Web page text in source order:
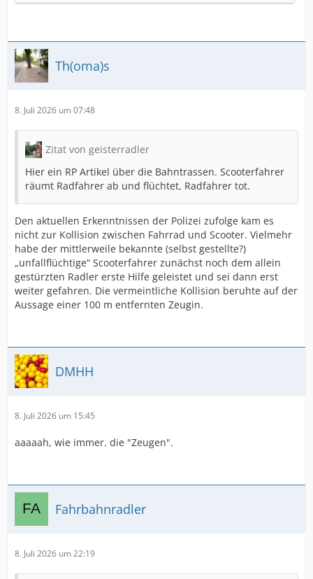
Th(oma)s
8. Juli 2026 um 07:48
Zitat von geisterradler
Hier ein RP Artikel über die Bahntrassen. Scooterfahrer
räumt Radfahrer ab und flüchtet, Radfahrer tot.
Den aktuellen Erkenntnissen der Polizei zufolge kam es
nicht zur Kollision zwischen Fahrrad und Scooter. Vielmehr
habe der mittlerweile bekannte (selbst gestellte?)
„unfallflüchtige“ Scooterfahrer zunächst noch dem allein
gestürzten Radler erste Hilfe geleistet und sei dann erst
weiter gefahren. Die vermeintliche Kollision beruhte auf der
Aussage einer 100 m entfernten Zeugin.
DMHH
8. Juli 2026 um 15:45
aaaaah, wie immer. die "Zeugen".
Fahrbahnradler
8. Juli 2026 um 22:19